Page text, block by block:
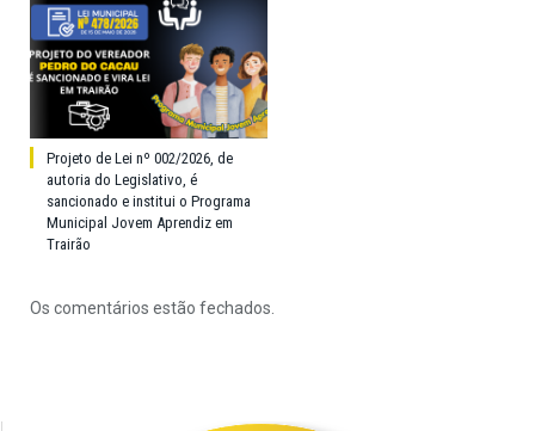
Projeto de Lei nº 002/2026, de
autoria do Legislativo, é
sancionado e institui o Programa
Municipal Jovem Aprendiz em
Trairão
Os comentários estão fechados.